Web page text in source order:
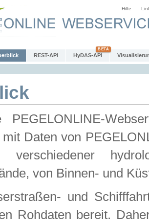
Hilfe
REST-API HyDAS-API
mit Daten von
verschiedener
von Binnen- und
und
Rohdaten bereit.